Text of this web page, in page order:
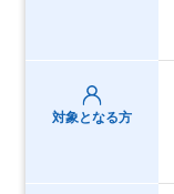
対象となる方